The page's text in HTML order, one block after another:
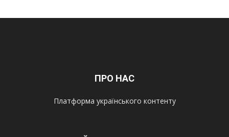
ПРО НАС
Платформа українського контенту